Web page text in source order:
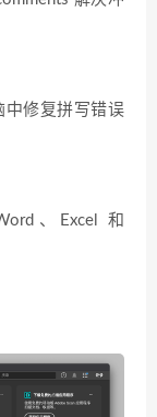
中修复拼写错误
、Excel 和